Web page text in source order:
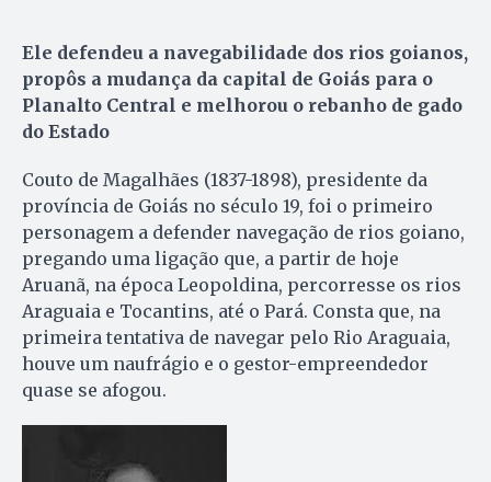
Ele defendeu a navegabilidade dos rios goianos,
propôs a mudança da capital de Goiás para o
Planalto Central e melhorou o rebanho de gado
do Estado
Couto de Magalhães (1837-1898), presidente da
província de Goiás no século 19, foi o primeiro
personagem a defender navegação de rios goiano,
pregando uma ligação que, a partir de hoje
Aruanã, na época Leopoldina, percorresse os rios
Araguaia e Tocantins, até o Pará. Consta que, na
primeira tentativa de navegar pelo Rio Araguaia,
houve um naufrágio e o gestor-empreendedor
quase se afogou.